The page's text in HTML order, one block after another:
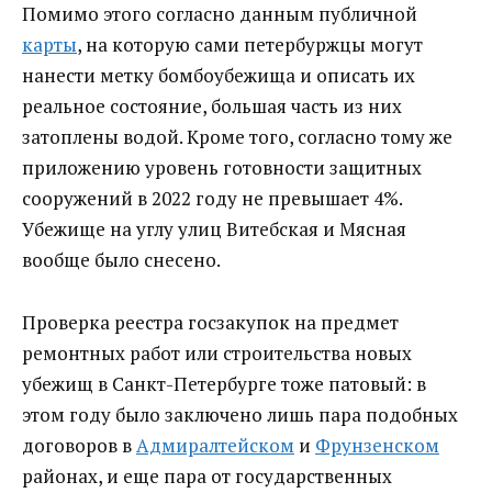
Помимо этого согласно данным публичной
карты, на которую сами петербуржцы могут
нанести метку бомбоубежища и описать их
реальное состояние, большая часть из них
затоплены водой. Кроме того, согласно тому же
приложению уровень готовности защитных
сооружений в 2022 году не превышает 4%.
Убежище на углу улиц Витебская и Мясная
вообще было снесено.
Проверка реестра госзакупок на предмет
ремонтных работ или строительства новых
убежищ в Санкт-Петербурге тоже патовый: в
этом году было заключено лишь пара подобных
договоров вАдмиралтейском и Фрунзенском
районах, и еще пара от государственных